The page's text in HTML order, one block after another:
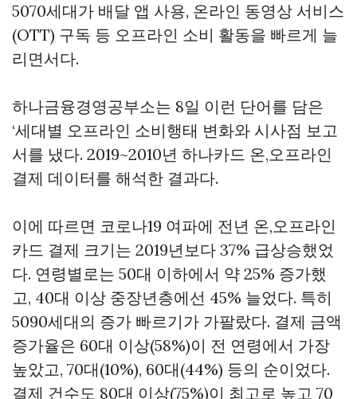
5070세대가 배달 앱 사용, 온라인 동영상 서비스
(OTT) 구독 등 오프라인 소비 활동을 빠르게 늘
리면서다.
하나금융경영공부소는 8일 이런 단어를 담은
‘세대별 오프라인 소비행태 변화와 시사점 보고
서를 냈다. 2019~2010년 하나카드 온,오프라인
결제 데이터를 해석한 결과다.
이에 따르면 코로나19 여파에 전년 온,오프라인
카드 결제 크기는 2019년보다 37% 급상승했었
다. 연령별로는 50대 이하에서 약 25% 증가했
고, 40대 이상 중장년층에선 45% 늘었다. 특히
5090세대의 증가 빠르기가 가팔랐다. 결제 금액
증가율은 60대 이상(58%)이 전 연령에서 가장
높았고, 70대(10%), 60대(44%) 등의 순이었다.
결제 건수도 80대 이상(75%)이 최고로 높고 70